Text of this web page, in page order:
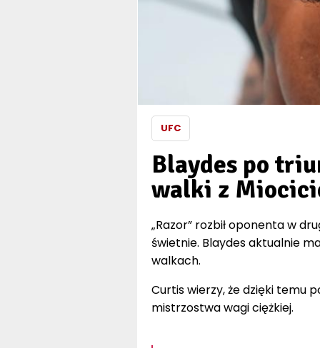
UFC
Blaydes po
walki z
„Razor” rozbił oponenta w
świetnie. Blaydes aktualnie
walkach.
Curtis wierzy, że dzięki temu
mistrzostwa wagi ciężkiej.